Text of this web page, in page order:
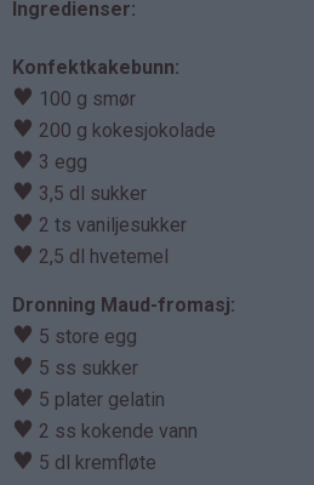
Ingredienser:
Konfektkakebunn:
♥ 100 g smør
♥ 200 g kokesjokolade
♥ 3 egg
♥ 3,5 dl sukker
♥ 2 ts vaniljesukker
♥ 2,5 dl hvetemel
Dronning Maud-fromasj:
♥ 5 store egg
♥ 5 ss sukker
♥ 5 plater gelatin
♥ 2 ss kokende vann
♥ 5 dl kremfløte